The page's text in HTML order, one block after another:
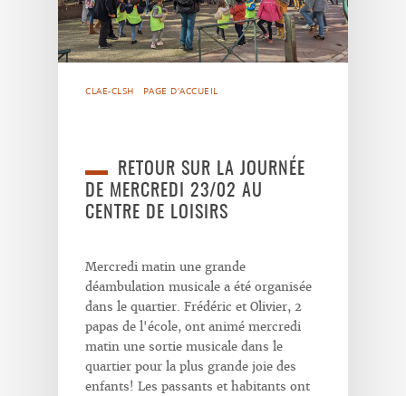
CLAE-CLSH PAGE D'ACCUEIL
RETOUR SUR LA JOURNÉE
DE MERCREDI 23/02 AU
CENTRE DE LOISIRS
Mercredi matin une grande
déambulation musicale a été organisée
dans le quartier. Frédéric et Olivier, 2
papas de l'école, ont animé mercredi
matin une sortie musicale dans le
quartier pour la plus grande joie des
enfants! Les passants et habitants ont